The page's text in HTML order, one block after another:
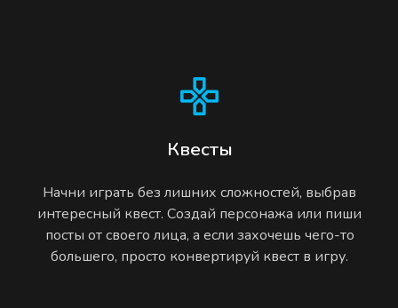
Квесты
Начни играть без лишних сложностей, выбрав
интересный квест. Создай персонажа или пиши
посты от своего лица, а если захочешь чего-то
большего, просто конвертируй квест в игру.